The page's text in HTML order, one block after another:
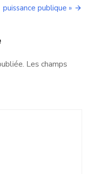
puissance publique »
Les champs